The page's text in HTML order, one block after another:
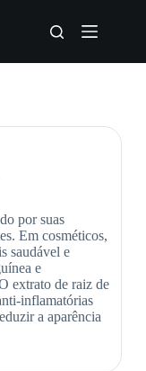
por suas
Em cosméticos,
saudável e
e
extrato de raiz de
inflamatórias
a aparência